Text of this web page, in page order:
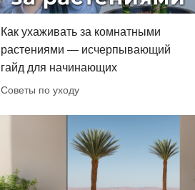
Как ухаживать за комнатными
растениями — исчерпывающий
гайд для начинающих
Советы по уходу